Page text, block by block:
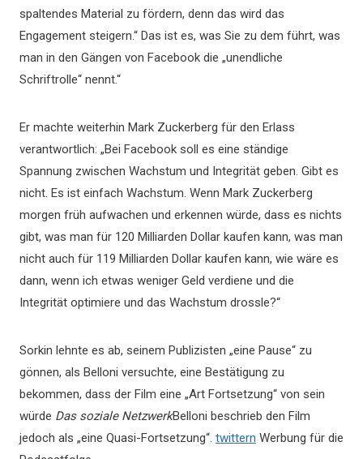
spaltendes Material zu fördern, denn das wird das
Engagement steigern.“ Das ist es, was Sie zu dem führt, was
man in den Gängen von Facebook die „unendliche
Schriftrolle“ nennt.“
Er machte weiterhin Mark Zuckerberg für den Erlass
verantwortlich: „Bei Facebook soll es eine ständige
Spannung zwischen Wachstum und Integrität geben. Gibt es
nicht. Es ist einfach Wachstum. Wenn Mark Zuckerberg
morgen früh aufwachen und erkennen würde, dass es nichts
gibt, was man für 120 Milliarden Dollar kaufen kann, was man
nicht auch für 119 Milliarden Dollar kaufen kann, wie wäre es
dann, wenn ich etwas weniger Geld verdiene und die
Integrität optimiere und das Wachstum drossle?“
Sorkin lehnte es ab, seinem Publizisten „eine Pause“ zu
gönnen, als Belloni versuchte, eine Bestätigung zu
bekommen, dass der Film eine „Art Fortsetzung“ von sein
würde Das soziale NetzwerkBelloni beschrieb den Film
jedoch als „eine Quasi-Fortsetzung“. twittern Werbung für die